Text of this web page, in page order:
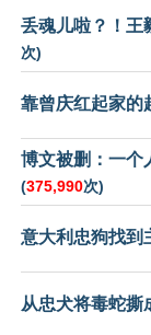
丢魂儿啦？！王
次)
靠曾庆红起家的
博文被删：一个
(375,990次)
意大利忠狗找到
从忠犬将毒蛇撕